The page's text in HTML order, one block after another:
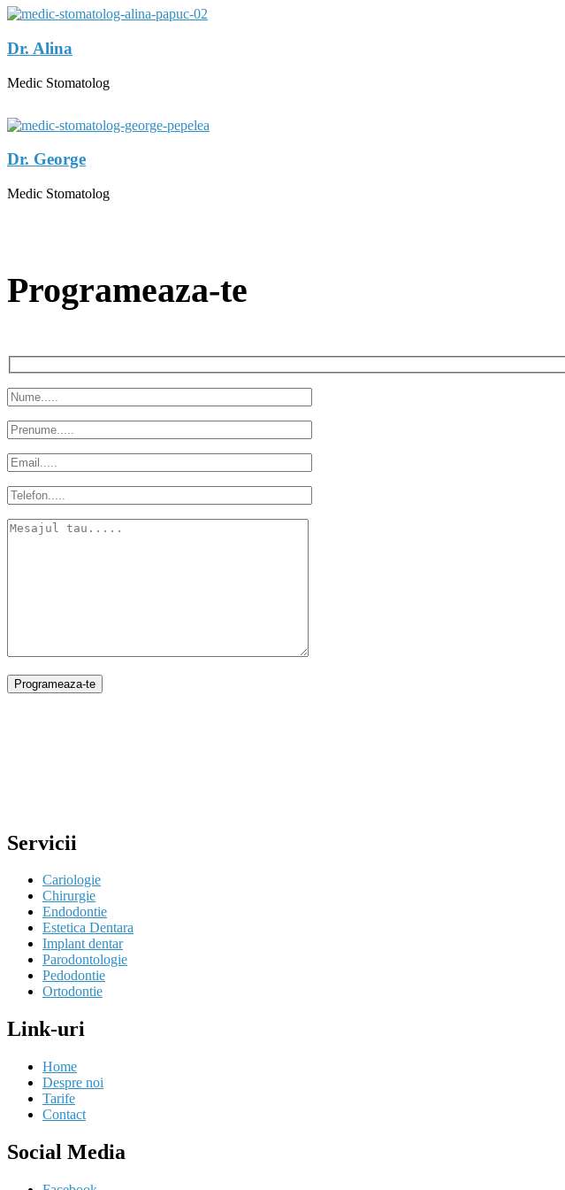
Dr. Alina
Medic Stomatolog
Dr. George
Medic Stomatolog
Programeaza-te
Servicii
Cariologie
Chirurgie
Endodontie
Estetica Dentara
Implant dentar
Parodontologie
Pedodontie
Ortodontie
Link-uri
Home
Despre noi
Tarife
Contact
Social Media